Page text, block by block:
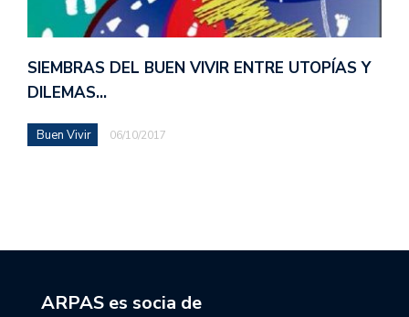
SIEMBRAS DEL BUEN VIVIR ENTRE UTOPÍAS Y
DILEMAS…
Buen Vivir 06/10/2017
ARPAS es socia de